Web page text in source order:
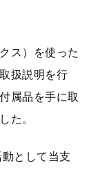
ス）を使った
取扱説明を行
属品を手に取
た。
として 当支